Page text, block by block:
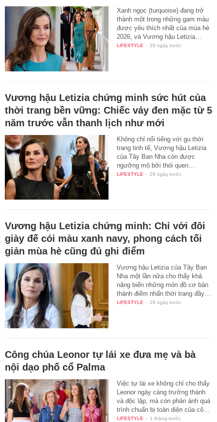
Xanh ngọc (turquoise) đang trở
thành một trong những gam màu
được yêu thích nhất của mùa hè
2026, và Vương hậu Letizia…
LIFESTYLE - 29 ngày trước
Vương hậu Letizia chứng minh sức hút của
thời trang bền vững: Chiếc váy đen mặc từ 5
năm trước vẫn thanh lịch như mới
Không chỉ nổi tiếng với gu thời
trang tinh tế, Vương hậu Letizia
của Tây Ban Nha còn được
ngưỡng mộ bởi thói quen…
LIFESTYLE - 29 ngày trước
Vương hậu Letizia chứng minh: Chỉ với đôi
giày đế cói màu xanh navy, phong cách tối
giản mùa hè cũng đủ ghi điểm
Vương hậu Letizia của Tây Ban
Nha một lần nữa cho thấy khả
năng biến những món đồ cơ bản
thành điểm nhấn thời trang đầy…
LIFESTYLE - 29 ngày trước
Công chúa Leonor tự lái xe đưa mẹ và bà
nội dạo phố cổ Palma
Việc tự lái xe không chỉ cho thấy
Leonor ngày càng trưởng thành
và độc lập, mà còn phản ánh quá
trình chuẩn bị toàn diện của cô…
LIFESTYLE - 1 tháng trước